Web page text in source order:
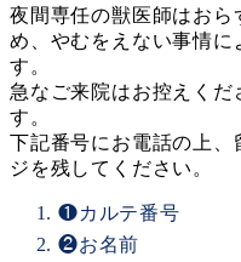
夜間専任の獣医師はおら
め、やむをえない事情に
す。
急なご来院はお控えくだ
す。
下記番号にお電話の上、
ジを残してください。
❶カルテ番号
❷お名前